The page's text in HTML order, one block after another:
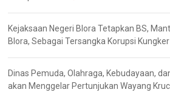
Kejaksaan Negeri Blora Tetapkan BS,
Blora, Sebagai Tersangka Korupsi
Dinas Pemuda, Olahraga, Kebudayaan,
akan Menggelar Pertunjukan Wayang